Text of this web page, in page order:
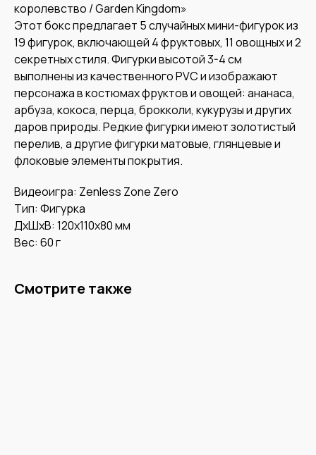
королевство / Garden Kingdom»
Этот бокс предлагает 5 случайных мини-фигурок из
19 фигурок, включающей 4 фруктовых, 11 овощных и 2
секретных стиля. Фигурки высотой 3-4 см
выполнены из качественного PVC и изображают
персонажа в костюмах фруктов и овощей: ананаса,
арбуза, кокоса, перца, брокколи, кукурузы и других
даров природы. Редкие фигурки имеют золотистый
перелив, а другие фигурки матовые, глянцевые и
флоковые элементы покрытия.
Видеоигра: Zenless Zone Zero
Тип: Фигурка
ДxШxВ: 120x110x80 мм
Вес: 60 г
Смотрите также